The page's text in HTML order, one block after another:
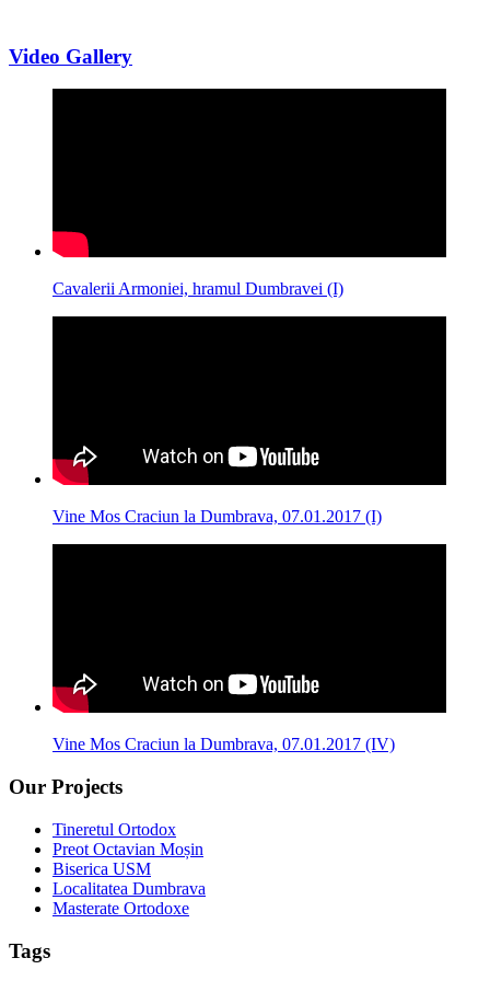
Video Gallery
Cavalerii Armoniei, hramul Dumbravei (I)
Vine Mos Craciun la Dumbrava, 07.01.2017 (I)
Vine Mos Craciun la Dumbrava, 07.01.2017 (IV)
Our Projects
Tineretul Ortodox
Preot Octavian Moșin
Biserica USM
Localitatea Dumbrava
Masterate Ortodoxe
Tags